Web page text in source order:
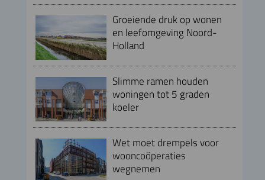
Groeiende druk op wonen
en leefomgeving Noord-
Holland
Slimme ramen houden
woningen tot 5 graden
koeler
Wet moet drempels voor
wooncoöperaties
wegnemen